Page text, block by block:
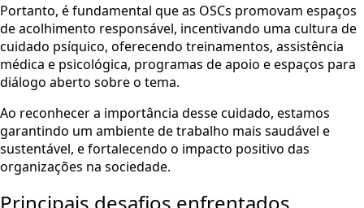
Portanto, é fundamental que as OSCs promovam espaços
de acolhimento responsável, incentivando uma cultura de
cuidado psíquico, oferecendo treinamentos, assistência
médica e psicológica, programas de apoio e espaços para
diálogo aberto sobre o tema.
Ao reconhecer a importância desse cuidado, estamos
garantindo um ambiente de trabalho mais saudável e
sustentável, e fortalecendo o impacto positivo das
organizações na sociedade.
Principais desafios enfrentados